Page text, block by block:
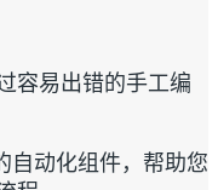
容易出错的手工编
自动化组件，帮助您